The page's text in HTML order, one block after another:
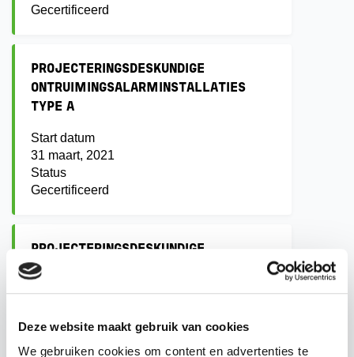
Deze website maakt gebruik van cookies
We gebruiken cookies om content en advertenties te
Gecertificeerd
PROJECTERINGSDESKUNDIGE
ONTRUIMINGSALARMINSTALLATIES
TYPE A
Start datum
31 maart, 2021
Status
Gecertificeerd
PROJECTERINGSDESKUNDIGE
ONTRUIMINGSALARMINSTALLATIES
31 maart, 2021
Status